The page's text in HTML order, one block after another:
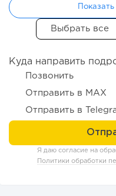
Конференции августа
Куда направить
Позвонить
Отправить в MAX
Отправить в
Я даю согласие на
Политики обработки